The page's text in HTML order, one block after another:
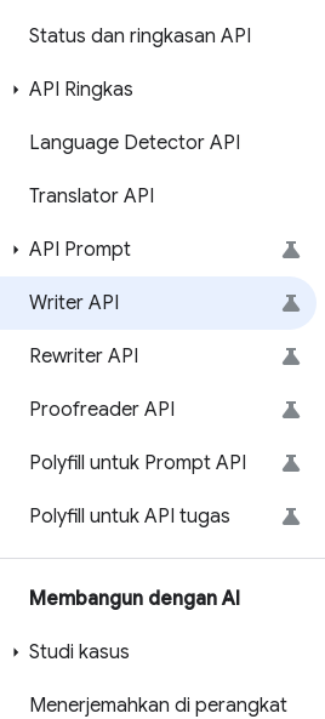
Status dan ringkasan API
API Ringkas
Language Detector API
Translator API
API Prompt
Writer API
Rewriter API
Proofreader API
Polyfill untuk Prompt API
Polyfill untuk API tugas
Membangun dengan AI
Studi kasus
Menerjemahkan di perangkat